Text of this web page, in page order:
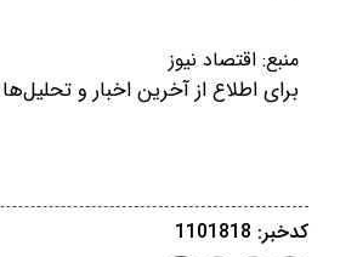
منبع: اقتصاد نیوز
برای اطلاع از آخرین اخبار و
کدخبر: 1101818